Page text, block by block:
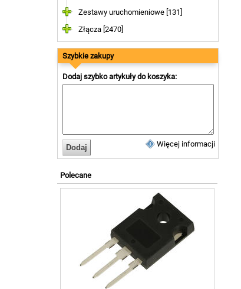
Zestawy uruchomieniowe [131]
Złącza [2470]
Szybkie zakupy
Dodaj szybko artykuły do koszyka:
Więcej informacji
Polecane